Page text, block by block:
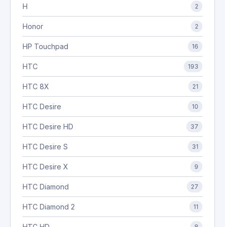
H 2
Honor 2
HP Touchpad 16
HTC 193
HTC 8X 21
HTC Desire 10
HTC Desire HD 37
HTC Desire S 31
HTC Desire X 9
HTC Diamond 27
HTC Diamond 2 11